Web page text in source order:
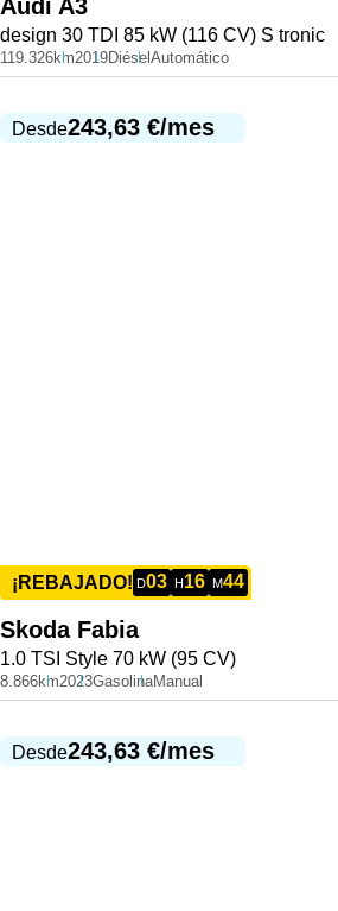
Audi A3
design 30 TDI 85 kW (116 CV) S tronic
119.326km2019Diésel Automático
Desde243,63 €/mes
¡REBAJADO! D03 H 16 M44
Skoda Fabia
1.0 TSI Style 70 kW (95 CV)
8.866km2023GasolinaManual
Desde243,63 €/mes